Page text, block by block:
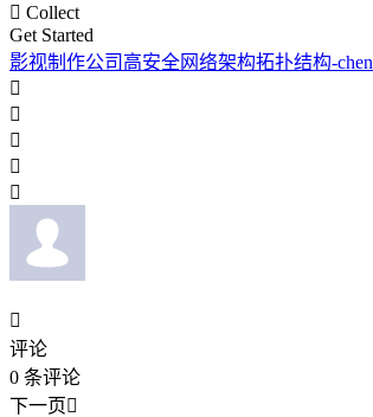
 Collect
Get Started
影视制作公司高安全网络架构拓扑结构-chen






评论
0 条评论
下一页